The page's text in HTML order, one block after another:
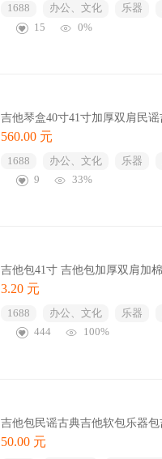
1688 办公、文化 乐器
15
0%
吉他琴盒40寸41寸加厚双肩民
560.00 元
1688 办公、文化 乐器
9
33%
吉他包41寸 吉他包加厚双肩加
3.20 元
1688 办公、文化 乐器
444
100%
吉他包民谣古典吉他软包乐器
50.00 元